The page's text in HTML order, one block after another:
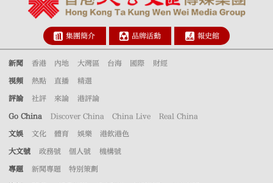
集團簡介 品牌活動 報史館
新聞 香港 內地 大灣區 台海 國際 財經
視頻 熱點 直播 精選
評論 社評 來論 港評論
Go China Discover China China Live Real China
文娛 文化 體育 娛樂 港飲港色
大文號 政務號 個人號 機構號
專題 新聞專題 特別策劃